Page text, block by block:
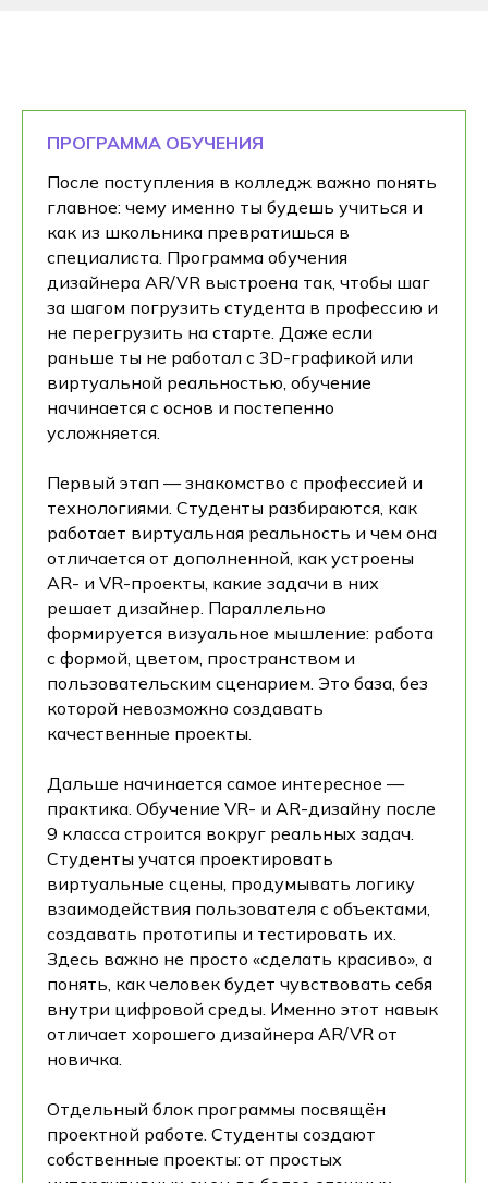
ПРОГРАММА ОБУЧЕНИЯ
После поступления в колледж важно понять
главное: чему именно ты будешь учиться и
как из школьника превратишься в
специалиста. Программа обучения
дизайнера AR/VR выстроена так, чтобы шаг
за шагом погрузить студента в профессию и
не перегрузить на старте. Даже если
раньше ты не работал с 3D-графикой или
виртуальной реальностью, обучение
начинается с основ и постепенно
усложняется.
Первый этап — знакомство с профессией и
технологиями. Студенты разбираются, как
работает виртуальная реальность и чем она
отличается от дополненной, как устроены
AR- и VR-проекты, какие задачи в них
решает дизайнер. Параллельно
формируется визуальное мышление: работа
с формой, цветом, пространством и
пользовательским сценарием. Это база, без
которой невозможно создавать
качественные проекты.
Дальше начинается самое интересное —
практика. Обучение VR- и AR-дизайну после
9 класса строится вокруг реальных задач.
Студенты учатся проектировать
виртуальные сцены, продумывать логику
взаимодействия пользователя с объектами,
создавать прототипы и тестировать их.
Здесь важно не просто «сделать красиво», а
понять, как человек будет чувствовать себя
внутри цифровой среды. Именно этот навык
отличает хорошего дизайнера AR/VR от
новичка.
Отдельный блок программы посвящён
проектной работе. Студенты создают
собственные проекты: от простых